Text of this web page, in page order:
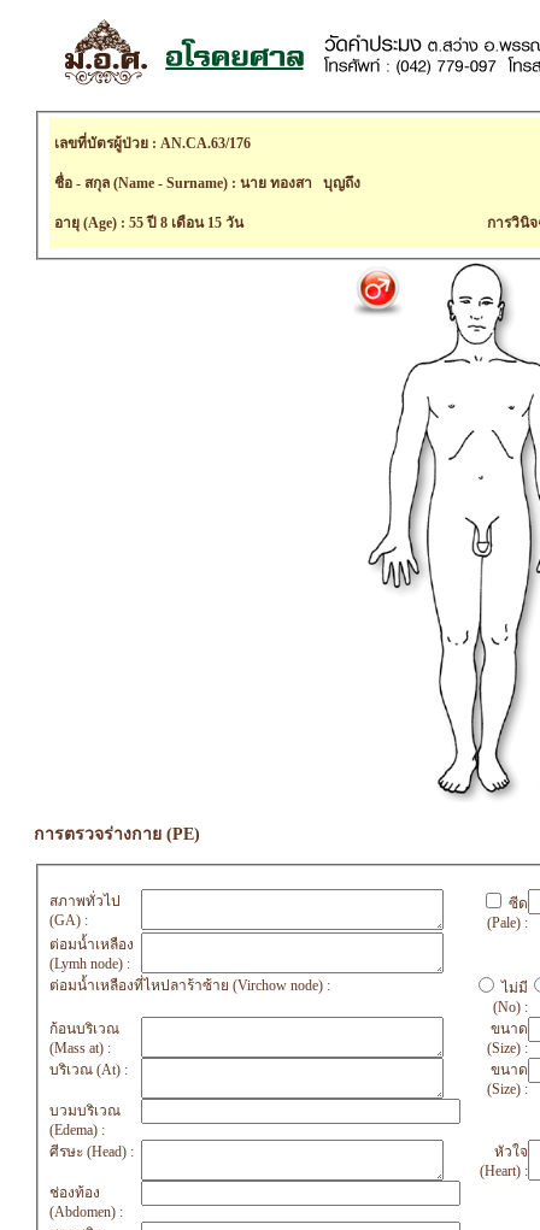
เลขที่บัตรผู้ป่วย : AN.CA.63/176
ชื่อ - สกุล (Name - Surname) : นาย ทองสา บุญถึง
อายุ (Age) : 55 ปี 8 เดือน 15 วัน การวินิ
การตรวจร่างกาย (PE)
สภาพทั่วไป
(GA) :
ซีด
(Pale) :
ต่อมน้ำเหลือง
(Lymh node) :
ต่อมน้ำเหลืองที่ไหปลาร้าซ้าย (Virchow node) :
ไม่มี
(No) :
ก้อนบริเวณ
(Mass at) :
ขนาด
(Size) :
บริเวณ (At) :
ขนาด
(Size) :
บวมบริเวณ
(Edema) :
ศีรษะ (Head) :
หัวใจ
(Heart) :
ช่องท้อง
(Abdomen) :